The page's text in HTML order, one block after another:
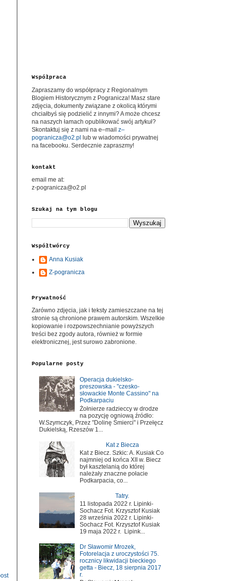
Współpraca
Zapraszamy do współpracy z Regionalnym
Blogiem Historycznym z Pogranicza! Masz stare
zdjęcia, dokumenty związane z okolicą którymi
chciałbyś się podzielić z innymi? A może chcesz
na naszych łamach opublikować swój artykuł?
Skontaktuj się z nami na e–mail z–
pogranicza@o2.pl
lub w wiadomości prywatnej
na facebooku. Serdecznie zapraszmy!
kontakt
email me at:
z-pogranicza@o2.pl
Szukaj na tym blogu
Współtwórcy
Anna Kusiak
Z-pogranicza
Prywatność
Zarówno zdjęcia, jak i teksty zamieszczane na tej
stronie są chronione prawem autorskim. Wszelkie
kopiowanie i rozpowszechnianie powyższych
treści bez zgody autora, również w formie
elektronicznej, jest surowo zabronione.
Popularne posty
Operacja dukielsko-
preszowska - "czesko-
słowackie Monte Cassino" na
Podkarpaciu
Żołnierze radzieccy w drodze
na pozycję ogniową źródło:
W.Szymczyk, Przez "Dolinę Śmierci" i Przełęcz
Dukielską, Rzeszów 1...
Kat z Biecza
Kat z Biecz. Szkic: A. Kusiak Co
najmniej od końca XII w. Biecz
był kasztelanią do której
należały znaczne połacie
Podkarpacia, co...
Tatry.
11 listopada 2022 r. Lipinki-
Sochacz Fot. Krzysztof Kusiak
28 września 2022 r. Lipinki-
Sochacz Fot. Krzysztof Kusiak
19 maja 2022 r. Lipink...
Dr Sławomir Mrozek,
Fotorelacja z uroczystości 75.
rocznicy likwidacji bieckiego
getta - Biecz, 18 sierpnia 2017
r.